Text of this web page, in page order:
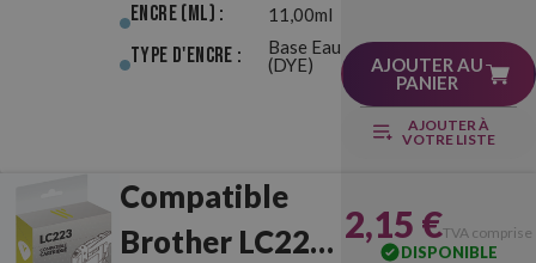
Encre (ml) : 11,00ml
Type d'Encre :
Base Eau
(DYE)
AJOUTER AU
PANIER
AJOUTER À
VOTRE LISTE
Compatible
Brother LC223 2,15 €TVA comprise
DISPONIBLE